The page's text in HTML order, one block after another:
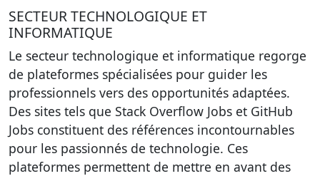
SECTEUR TECHNOLOGIQUE ET
INFORMATIQUE
Le secteur technologique et informatique regorge
de plateformes spécialisées pour guider les
professionnels vers des opportunités adaptées.
Des sites tels que Stack Overflow Jobs et GitHub
Jobs constituent des références incontournables
pour les passionnés de technologie. Ces
plateformes permettent de mettre en avant des